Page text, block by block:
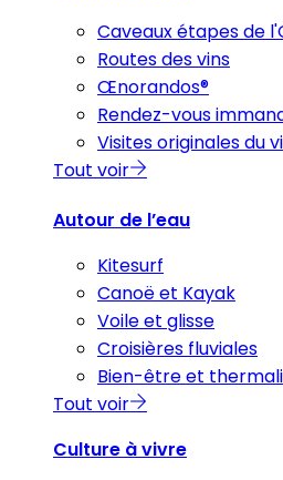
Caveaux étapes de
Routes des vins
Œnorandos®
Rendez-vous
Visites originales du
Tout voir
Autour de l’eau
Kitesurf
Canoë et Kayak
Voile et glisse
Croisières fluviales
Bien-être et
Tout voir
Culture à vivre